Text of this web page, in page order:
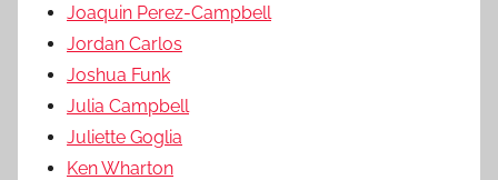
Joaquin Perez-Campbell
Jordan Carlos
Joshua Funk
Julia Campbell
Juliette Goglia
Ken Wharton